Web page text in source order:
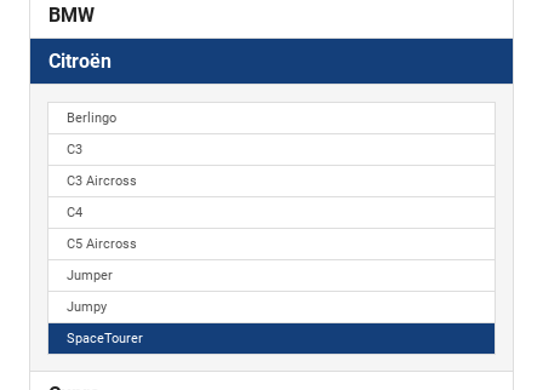
BMW
Citroën
Berlingo
C3
C3 Aircross
C4
C5 Aircross
Jumper
Jumpy
SpaceTourer